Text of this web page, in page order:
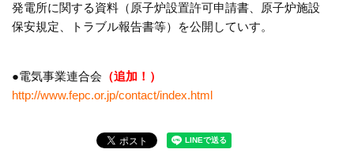
発電所に関する資料（原子炉設置許可申請書、原子炉施設
保安規定、トラブル報告書等）を公開していす。
●電気事業連合会 （追加！）
http://www.fepc.or.jp/contact/index.html